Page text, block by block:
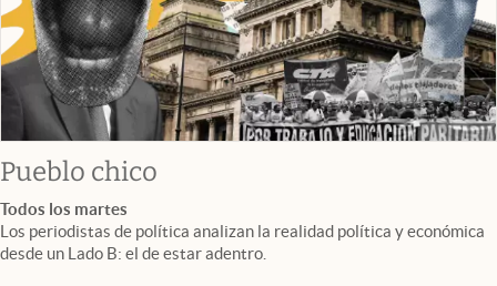
Pueblo chico
Todos los martes
Los periodistas de política analizan la realidad política y económica
desde un Lado B: el de estar adentro.